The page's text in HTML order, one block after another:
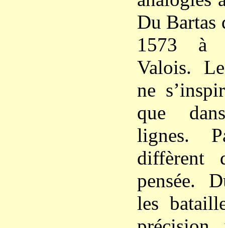
Du Bartas
1573 à
Valois.
ne
que
lignes.
diffèrent
pensée.
les